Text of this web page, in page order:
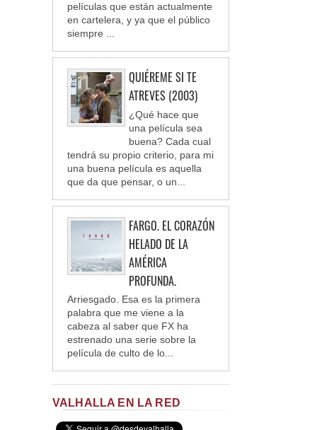
películas que están actualmente
en cartelera, y ya que el público
siempre ...
QUIÉREME SI TE
ATREVES (2003)
¿Qué hace que
una película sea
buena? Cada cual
tendrá su propio criterio, para mi
una buena película es aquella
que da que pensar, o un...
FARGO. EL CORAZÓN
HELADO DE LA
AMÉRICA
PROFUNDA.
Arriesgado. Esa es la primera
palabra que me viene a la
cabeza al saber que FX ha
estrenado una serie sobre la
película de culto de lo...
VALHALLA EN LA RED